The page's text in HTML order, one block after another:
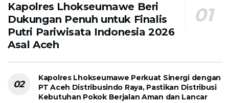
Kapolres Lhokseumawe Beri
Dukungan Penuh untuk Finalis
Putri Pariwisata Indonesia 2026
Asal Aceh
Kapolres Lhokseumawe Perkuat Sinergi dengan
PT Aceh Distribusindo Raya, Pastikan Distribusi
Kebutuhan Pokok Berjalan Aman dan Lancar